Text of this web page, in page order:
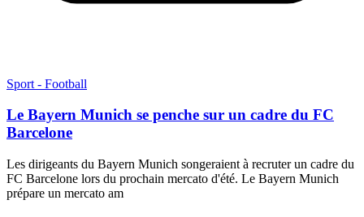
Sport - Football
Le Bayern Munich se penche sur un cadre du FC
Barcelone
Les dirigeants du Bayern Munich songeraient à recruter un cadre du
FC Barcelone lors du prochain mercato d'été. Le Bayern Munich
prépare un mercato am